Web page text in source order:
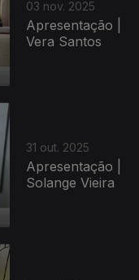
03 nov. 2025
Apresentação |
Vera Santos
31 out. 2025
Apresentação |
Solange Vieira